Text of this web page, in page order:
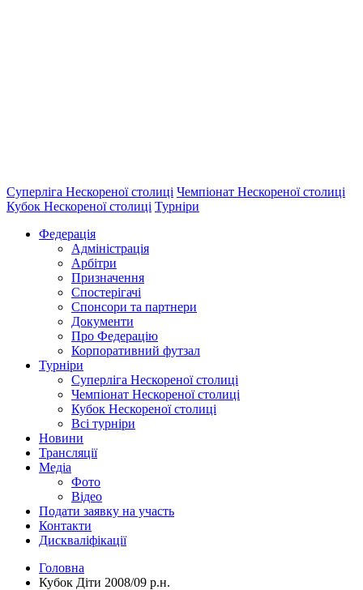
Суперліга Нескореної столиці Чемпіонат Нескореної столиці
Кубок Нескореної столиці Турніри
Федерація
Адміністрація
Арбітри
Призначення
Спостерігачі
Спонсори та партнери
Документи
Про Федерацію
Корпоративний футзал
Турніри
Суперліга Нескореної столиці
Чемпіонат Нескореної столиці
Кубок Нескореної столиці
Всі турніри
Новини
Трансляції
Медіа
Фото
Відео
Подати заявку на участь
Контакти
Дискваліфікації
Головна
Кубок Діти 2008/09 р.н.